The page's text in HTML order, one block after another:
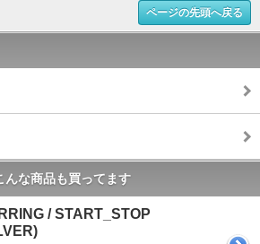
ページの先頭へ戻る
んな商品も買ってます
/ START_STOP